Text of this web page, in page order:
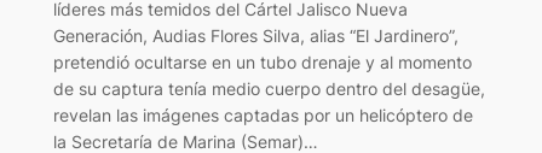
líderes más temidos del Cártel Jalisco Nueva
Generación, Audias Flores Silva, alias “El Jardinero”,
pretendió ocultarse en un tubo drenaje y al momento
de su captura tenía medio cuerpo dentro del desagüe,
revelan las imágenes captadas por un helicóptero de
la Secretaría de Marina (Semar)…